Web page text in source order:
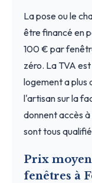
La pose ou le
être financé en
100 € par
zéro. La TVA
logement a plus
l'artisan sur la
donnent accès
sont tous
Prix
fenêtres à